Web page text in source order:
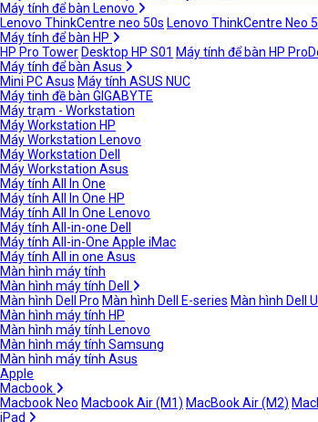
Máy tính để bàn Lenovo
Lenovo ThinkCentre neo 50s Lenovo ThinkCentre Neo
Máy tính để bàn HP
HP Pro Tower Desktop HP S01 Máy tính để bàn HP
Máy tính để bàn Asus
Mini PC Asus Máy tính ASUS NUC
Máy tinh đề bàn GIGABYTE
Máy trạm - Workstation
Máy Workstation HP
Máy Workstation Lenovo
Máy Workstation Dell
Máy Workstation Asus
Máy tính All In One
Máy tính All In One HP
Máy tính All In One Lenovo
Máy tính All-in-one Dell
Máy tính All-in-One Apple iMac
Máy tính All in one Asus
Màn hình máy tính
Màn hình máy tính Dell
Màn hình Dell Pro Màn hình Dell E-series Màn hình Dell
Màn hình máy tính HP
Màn hình máy tính Lenovo
Màn hình máy tính Samsung
Màn hình máy tính Asus
Apple
Macbook
Macbook Neo Macbook Air (M1) MacBook Air (M2)
iPad